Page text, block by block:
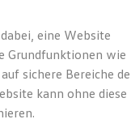
Privatkunden |
Laufzeit |
eine Website
Grundfunktionen wie
sichere Bereiche
kann ohne diese